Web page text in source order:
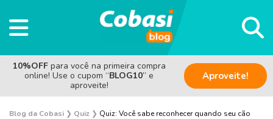
10%OFF para você na primeira compra
online! Use o cupom “BLOG10” e
aproveite!
Aproveite!
Blog da Cobasi ❯ Quiz ❯ Quiz: Você sabe reconhecer quando seu cão